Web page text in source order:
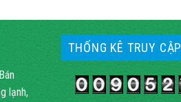
lạnh,
THỐNG KÊ TRUY CẬP